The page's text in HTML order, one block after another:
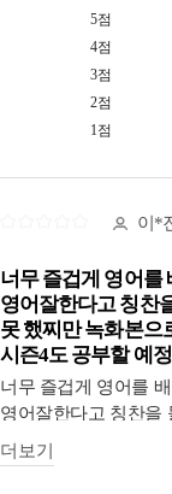
5점
4점
3점
2점
1점
이*
너무 즐겁게 영어를
영어잘한다고 칭찬
못 했찌만 녹화본으
시즌4도 공부할 예
너무 즐겁게 영어를
영어잘한다고 칭찬을
했찌만 녹화본으로
공부할 예정이에욧 너
더보기